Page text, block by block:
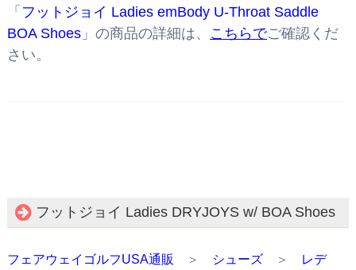
「 フットジョイ Ladies emBody U-Throat Saddle
BOA Shoes」の商品の詳細は、 こちらでご確認くだ
さい。
フットジョイ Ladies DRYJOYS w/ BOA Shoes
フェアウェイゴルフUSA通販 ＞ シューズ＞
レデ